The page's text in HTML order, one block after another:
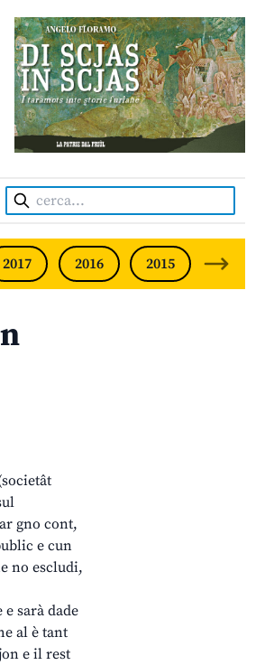
INDEPENDENT FRIULIAN MONTHLY •
Cerca:
2017 2016 2015 2014
gno cont,
e cun
no escludi,
sarà dade
al è tant
e il rest